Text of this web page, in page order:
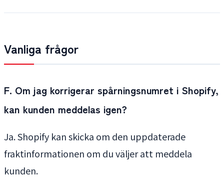
Vanliga frågor
F. Om jag korrigerar spårningsnumret i Shopify,
kan kunden meddelas igen?
Ja. Shopify kan skicka om den uppdaterade
fraktinformationen om du väljer att meddela
kunden.